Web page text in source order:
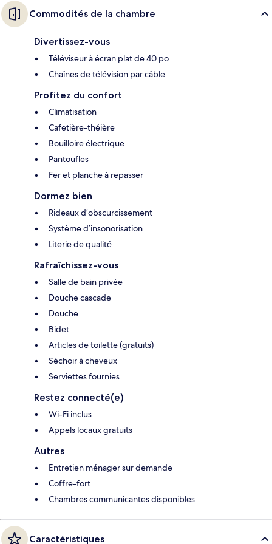
Commodités de la chambre
Divertissez-vous
Téléviseur à écran plat de 40 po
Chaînes de télévision par câble
Profitez du confort
Climatisation
Cafetière-théière
Bouilloire électrique
Pantoufles
Fer et planche à repasser
Dormez bien
Rideaux d’obscurcissement
Système d’insonorisation
Literie de qualité
Rafraîchissez-vous
Salle de bain privée
Douche cascade
Douche
Bidet
Articles de toilette (gratuits)
Séchoir à cheveux
Serviettes fournies
Restez connecté(e)
Wi-Fi inclus
Appels locaux gratuits
Autres
Entretien ménager sur demande
Coffre-fort
Chambres communicantes disponibles
Caractéristiques